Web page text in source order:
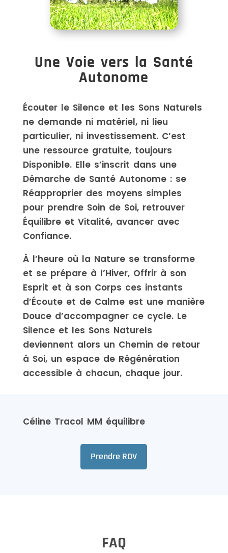
Une Voie vers la Santé
Autonome
Écouter le Silence et les Sons Naturels
ne demande ni matériel, ni lieu
particulier, ni investissement. C’est
une ressource gratuite, toujours
Disponible. Elle s’inscrit dans une
Démarche de Santé Autonome : se
Réapproprier des moyens simples
pour prendre Soin de Soi, retrouver
Équilibre et Vitalité, avancer avec
Confiance.
À l’heure où la Nature se transforme
et se prépare à l’Hiver, Offrir à son
Esprit et à son Corps ces instants
d’Écoute et de Calme est une manière
Douce d’accompagner ce cycle. Le
Silence et les Sons Naturels
deviennent alors un Chemin de retour
à Soi, un espace de Régénération
accessible à chacun, chaque jour.
Céline Tracol MM équilibre
Prendre RDV
FAQ